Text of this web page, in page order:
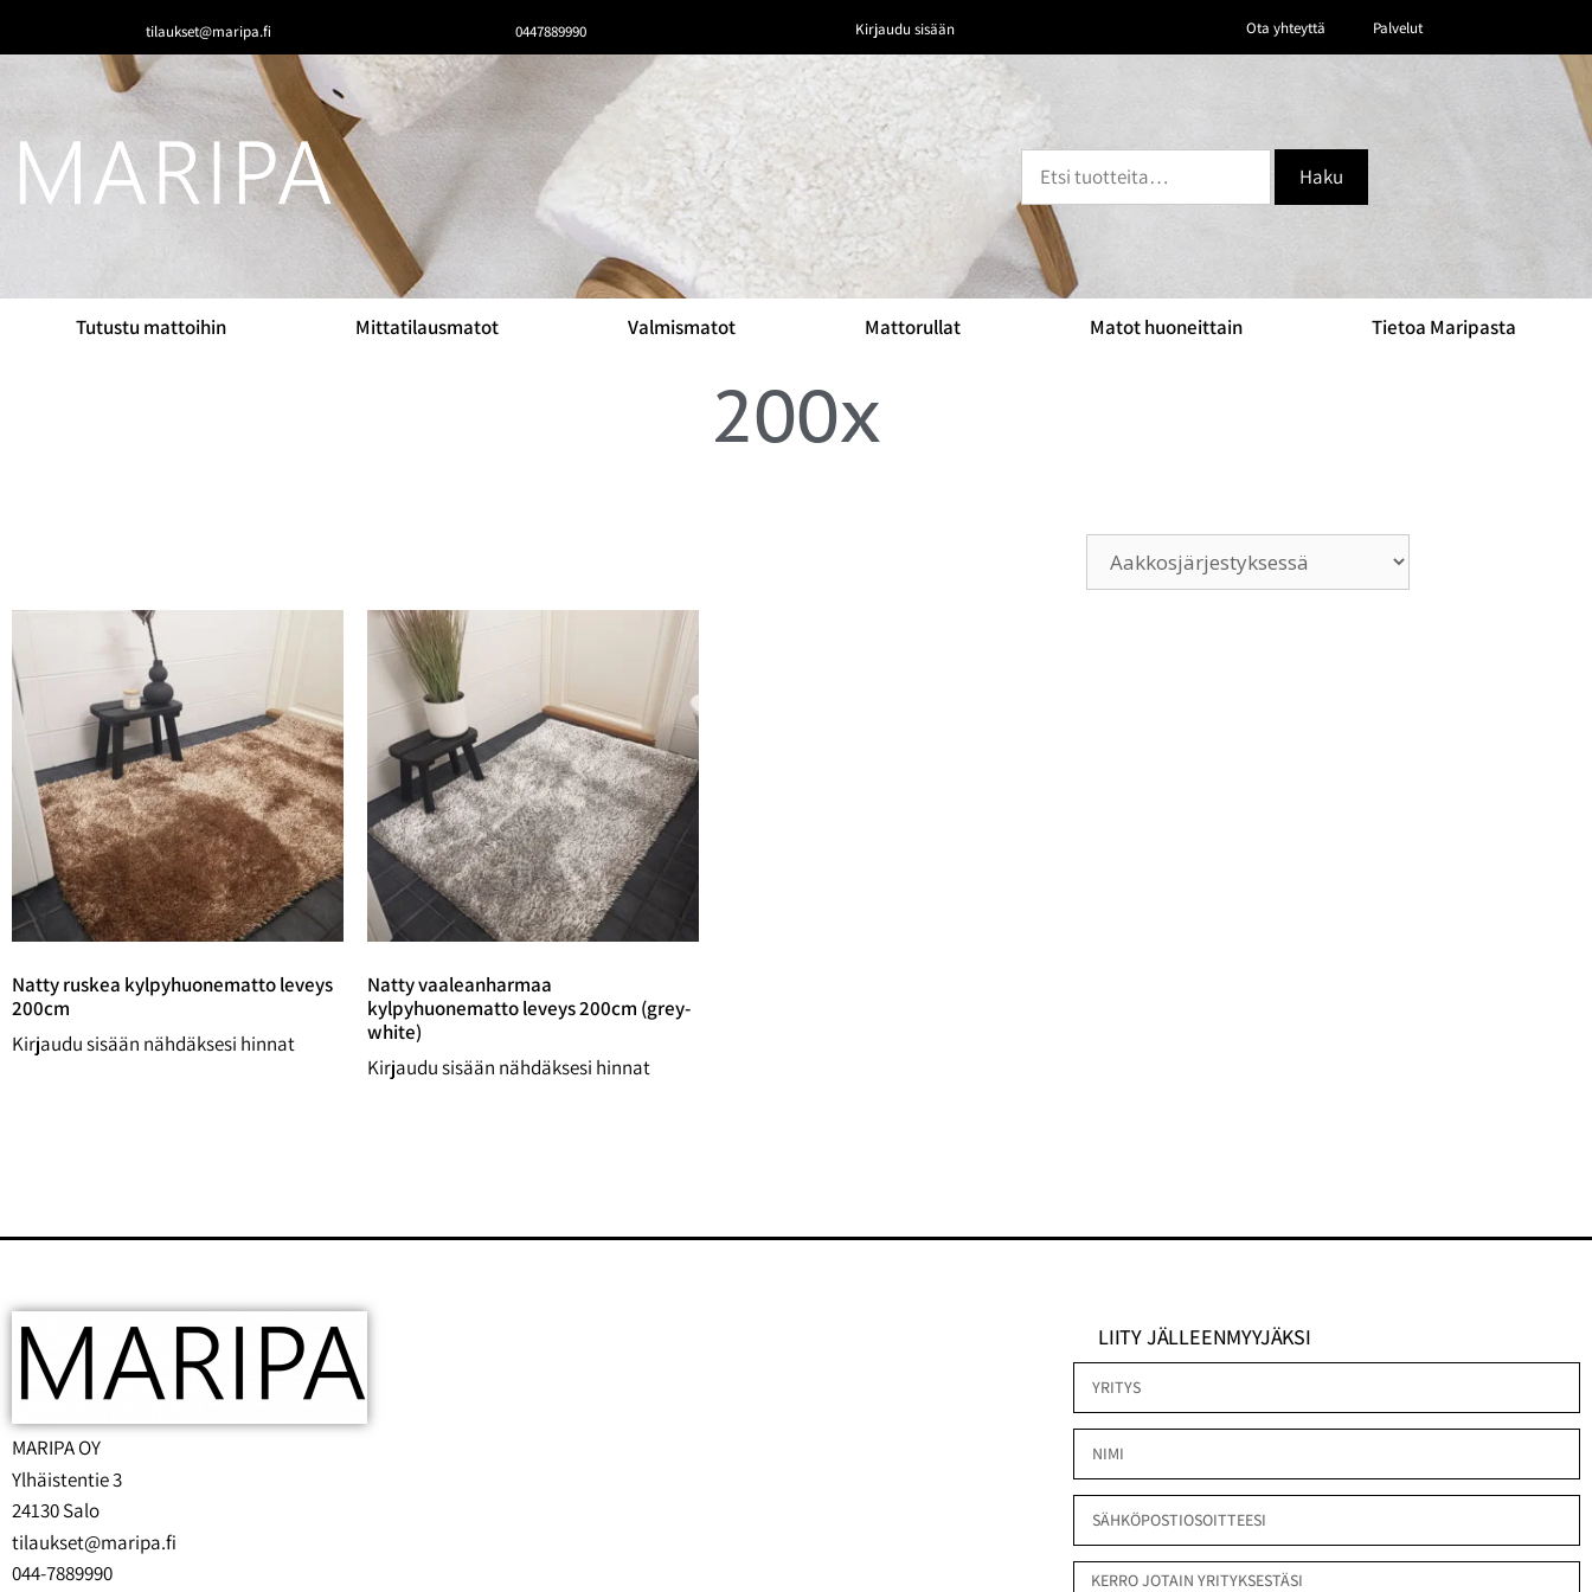
tilaukset@maripa.fi 0447889990 Kirjaudu sisään Ota yhteyttä Palvelut
Haku
Tutustu mattoihin Mittatilausmatot Valmismatot Mattorullat Matot huoneittain Tietoa Maripasta
200x
Natty ruskea kylpyhuonematto leveys
200cm
Kirjaudu sisään nähdäksesi hinnat
Natty vaaleanharmaa
kylpyhuonematto leveys 200cm (grey-
white)
Kirjaudu sisään nähdäksesi hinnat
MARIPA OY
Ylhäistentie 3
24130 Salo
tilaukset@maripa.fi
044-7889990
LIITY JÄLLEENMYYJÄKSI